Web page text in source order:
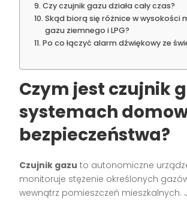
Czy czujnik gazu działa cały czas?
Skąd biorą się różnice w wysokości
gazu ziemnego i LPG?
Po co łączyć alarm dźwiękowy ze
Czym jest czujnik
systemach
bezpieczeństwa?
Czujnik gazu to autonomiczne
monitoruje stężenie określonych
wewnątrz pomieszczeń mieszkalnych.